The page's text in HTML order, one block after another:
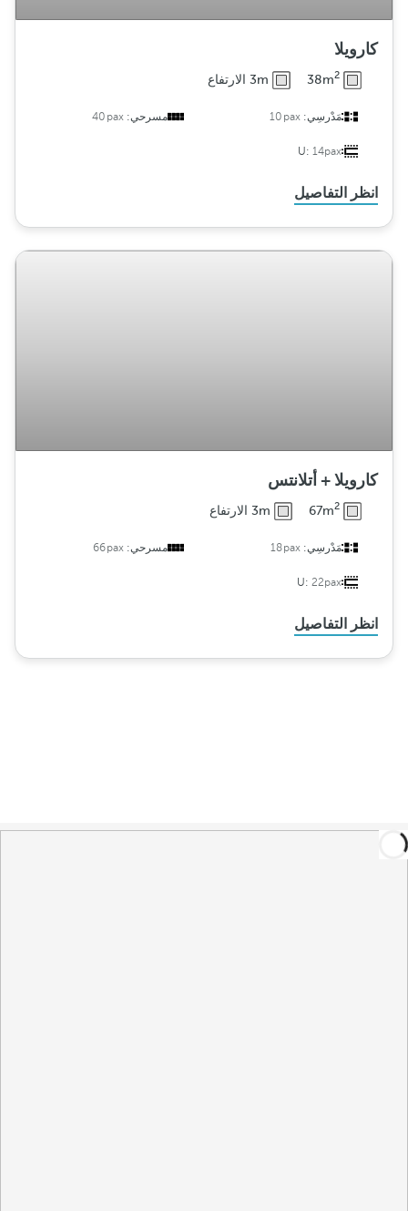
كارويلا
38m2 3m الارتفاع
مَدْرسِي:10pax مسرحي:40pax
U: 14pax
انظر التفاصيل
كارويلا + أتلانتس
67m2 3m الارتفاع
مَدْرسِي:18pax مسرحي:66pax
U: 22pax
انظر التفاصيل